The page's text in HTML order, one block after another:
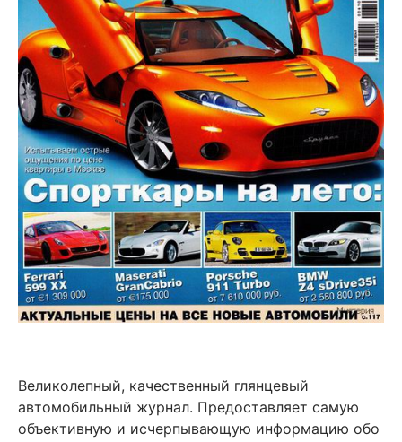
Великолепный, качественный глянцевый
автомобильный журнал. Предоставляет самую
объективную и исчерпывающую информацию обо